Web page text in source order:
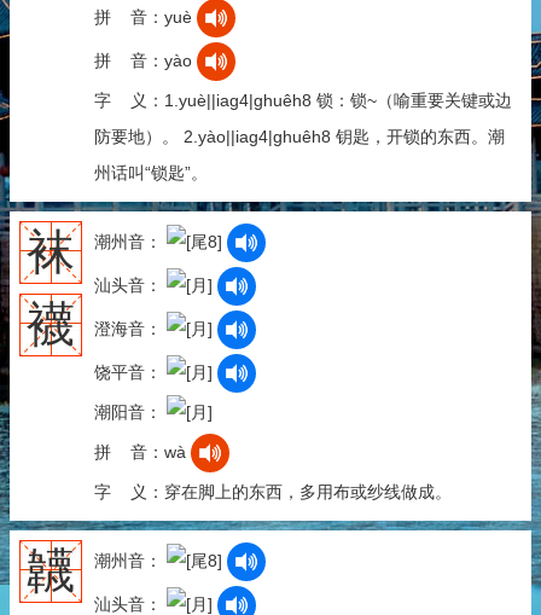
拼 音：yuè
拼 音：yào
字 义：1.yuè||iag4|ghuêh8 锁：锁~（喻重要关键或边
防要地）。 2.yào||iag4|ghuêh8 钥匙，开锁的东西。潮
州话叫“锁匙”。
袜
襪
潮州音：
汕头音：
澄海音：
饶平音：
潮阳音：
拼 音：wà
字 义：穿在脚上的东西，多用布或纱线做成。
韤 潮州音：
汕头音：